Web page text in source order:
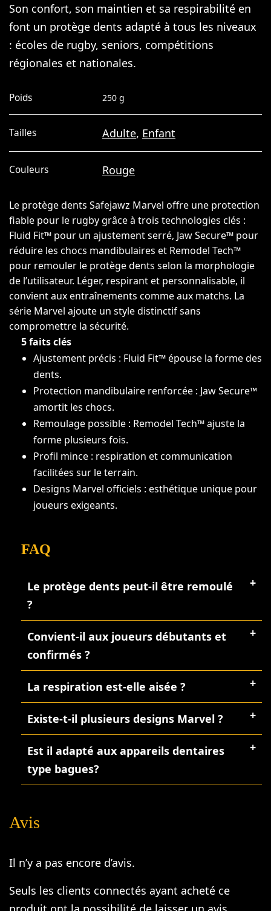
Son confort, son maintien et sa respirabilité en
font un protège dents adapté à tous les niveaux
: écoles de rugby, seniors, compétitions
régionales et nationales.
Poids 250 g
Tailles Adulte, Enfant
Couleurs Rouge
Le protège dents Safejawz Marvel offre une protection
fiable pour le rugby grâce à trois technologies clés :
Fluid Fit™ pour un ajustement serré, Jaw Secure™ pour
réduire les chocs mandibulaires et Remodel Tech™
pour remouler le protège dents selon la morphologie
de l’utilisateur. Léger, respirant et personnalisable, il
convient aux entraînements comme aux matchs. La
série Marvel ajoute un style distinctif sans
compromettre la sécurité.
5 faits clés
Ajustement précis : Fluid Fit™ épouse la forme des
dents.
Protection mandibulaire renforcée : Jaw Secure™
amortit les chocs.
Remoulage possible : Remodel Tech™ ajuste la
forme plusieurs fois.
Profil mince : respiration et communication
facilitées sur le terrain.
Designs Marvel officiels : esthétique unique pour
joueurs exigeants.
FAQ
Le protège dents peut-il être remoulé
?
Convient-il aux joueurs débutants et
confirmés ?
La respiration est-elle aisée ?
Existe-t-il plusieurs designs Marvel ?
Est il adapté aux appareils dentaires
type bagues?
Avis
Il n’y a pas encore d’avis.
Seuls les clients connectés ayant acheté ce